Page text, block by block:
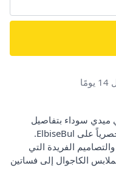
ميدي سوداء بتفاصيل
كشكشة من MOZENA، المتوفرة الآن حصرياً على ElbiseBul.
الفريدة التي
الكاجوال إلى فساتين